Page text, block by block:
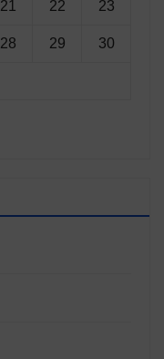
21 22 23
28 29 30